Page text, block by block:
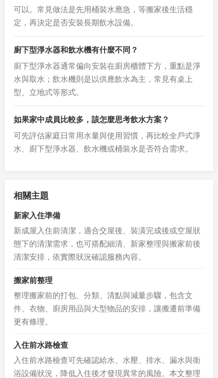
可以。常見做法是先用桶裝水應急，等搬家後生活穩
定，再決定是否安裝長期飲水設備。
廚下型淨水器和飲水機有什麼不同？
廚下型淨水器通常偏向安裝在廚房櫃體下方，重點是淨
水與取水；飲水機則是以供應飲水為主，常見有桌上
型、立地式等形式。
如果家中成員比較多，該怎麼思考飲水方案？
可先評估家庭日常用水量與使用習慣，再比較全戶式淨
水、廚下型淨水器、飲水機或桶裝水是否符合需求。
相關主題
新家入住準備
新成屋入住前清潔，適合交屋後、裝潢完成後或空屋狀
態下的清潔需求，也可搭配細清、新家整理與搬家前後
清潔安排，依實際狀況確認服務內容。
搬家前整理
整理搬家前的打包、分類、清點與減量步驟，包含文
件、衣物、廚房用品與大型物品的安排，讓搬遷前準備
更有條理。
入住前水路檢查
入住前水路檢查可先確認給水、水壓、排水、漏水與衛
浴設備狀況，降低入住後才發現異常的風險。本文整理